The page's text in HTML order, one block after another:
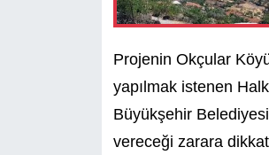
Projenin Okçular
yapılmak istenen
Büyükşehir
vereceği zarara